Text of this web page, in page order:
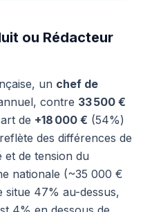
ou Rédacteur
un chef de
contre 33 500 €
de +18 000 € (54%)
des différences de
et de tension du
nationale (~35 000 €
47% au-dessus,